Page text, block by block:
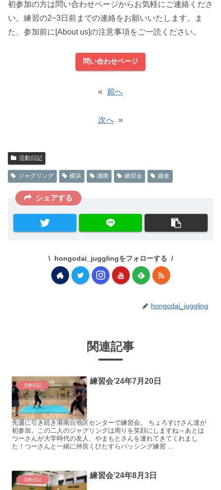
初参加の方は問い合わせページからお気軽にご連絡くださ
い。練習の2~3日前までの連絡をお願いいたします。ま
た、参加前に[About us]の注意事項をご一読ください。
問い合わせページ
« 前へ
次へ »
活動日記
ジャグリング 横浜 湘南 練習会 鎌倉
シェアする
hongodai_jugglingをフォローする
hongodai_juggling
関連記事
活動日記 練習会’24年7月20日
先週に引き続き港南台地区センターで練習会。 ちょろすけさん達が
初参加。この二人のジャグリングは周りを笑顔にしますね～あとは
つーさんが大学時代の友人、やまもとさんを連れてきてくれまし
た！つーさんと一緒に仲良くひたすらパッシング練習 ...
活動日記 練習会’24年8月3日